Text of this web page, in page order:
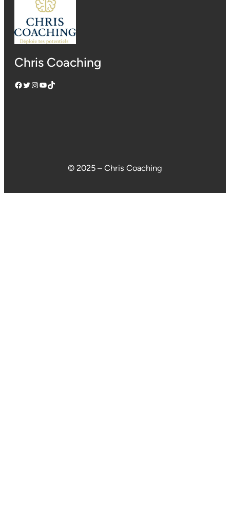
Chris Coaching
Facebook Twitter InstagramYouTube TikTok
© 2025 – Chris Coaching